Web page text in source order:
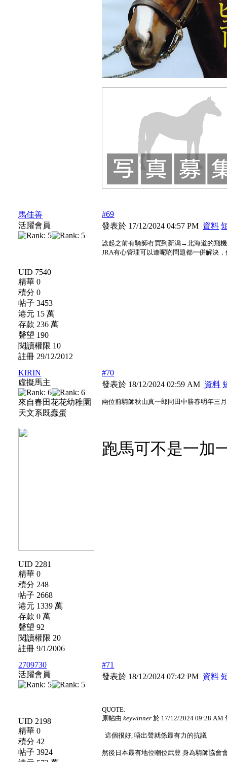
馬佳善
活躍會員
UID 7540
精華 0
積分 0
帖子 3453
港元 15 萬
存款 236 萬
聲望 190
閱讀權限 10
註冊 29/12/2012
#69
發表於 17/12/2024 04:57 PM 資料
諗起之前有騎師冇買到新潟→北海道的飛
JRA有心管理可以連呢啲問題都一併解決
KIRIN
虛擬馬主
來自春田花花幼稚園
天文系既蠢蛋
UID 2281
精華 0
積分 248
帖子 2668
港元 1339 萬
存款 0 萬
聲望 92
閱讀權限 20
註冊 9/1/2006
#70
發表於 18/12/2024 02:59 AM 資料
兩位前騎師秋山真一郎同田中勝春明年三
跑馬可不是一加
2709730
活躍會員
UID 2198
精華 0
積分 42
帖子 3924
#71
發表於 18/12/2024 07:42 PM 資料
QUOTE:
原帖由keywinner 於 17/12/2024 09:28 AM
這個很好, 唔出聲就係最有力的抗議
然後日本最有地位嗰位武豊 身為騎師協會